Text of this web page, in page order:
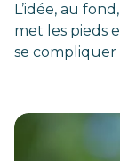
L’idée, au
met les pieds
se compliquer